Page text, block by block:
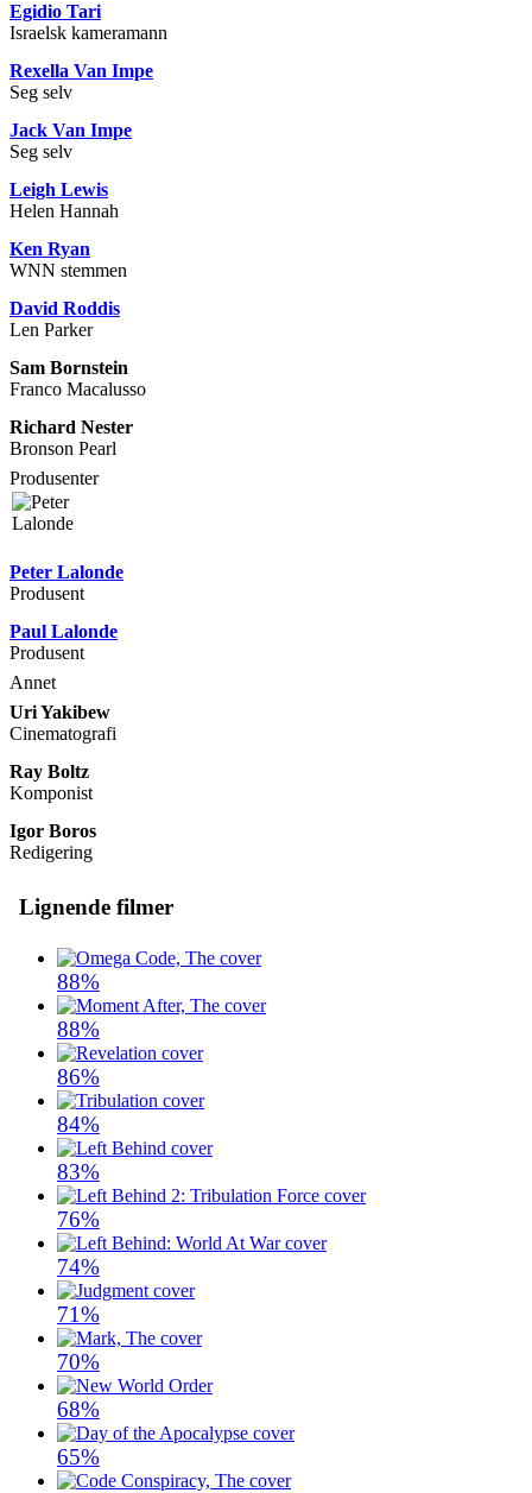
Egidio Tari
Israelsk kameramann
Rexella Van Impe
Seg selv
Jack Van Impe
Seg selv
Leigh Lewis
Helen Hannah
Ken Ryan
WNN stemmen
David Roddis
Len Parker
Sam Bornstein
Franco Macalusso
Richard Nester
Bronson Pearl
Produsenter
Peter Lalonde
Produsent
Paul Lalonde
Produsent
Annet
Uri Yakibew
Cinematografi
Ray Boltz
Komponist
Igor Boros
Redigering
Lignende filmer
88%
88%
86%
84%
83%
76%
74%
71%
70%
68%
65%